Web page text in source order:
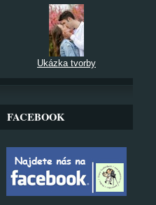
Ukázka tvorby
FACEBOOK